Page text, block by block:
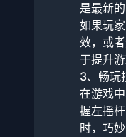
是最新
如果玩
效，或
于提升游
3、畅玩
在游戏
握左摇
时，巧